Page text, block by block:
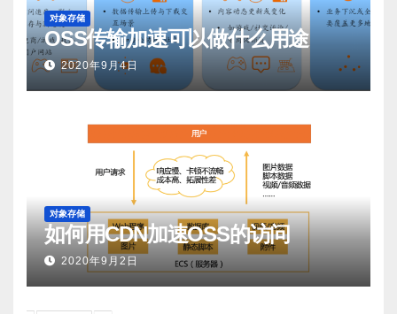
对象存储
OSS传输加速可以做什么用途
2020年9月4日
对象存储
如何用CDN加速OSS的访问
2020年9月2日